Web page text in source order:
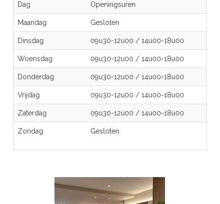
Dag Openingsuren
Maandag Gesloten
Dinsdag 09u30-12u00 /14u00-18u00
Woensdag 09u30-12u00 /14u00-18u00
Donderdag 09u30-12u00 /14u00-18u00
Vrijdag 09u30-12u00 /14u00-18u00
Zaterdag 09u30-12u00 /14u00-18u00
Zondag Gesloten